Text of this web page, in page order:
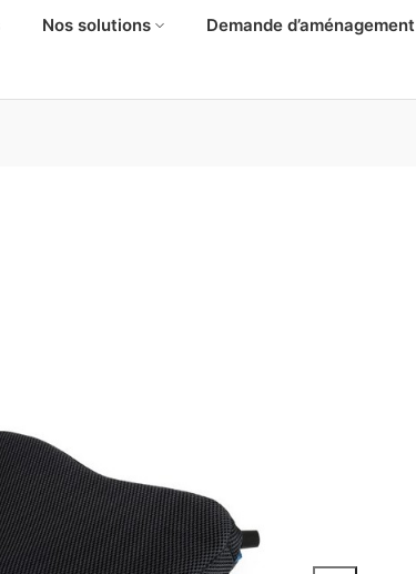
Nos solutions Demande d’aménagement